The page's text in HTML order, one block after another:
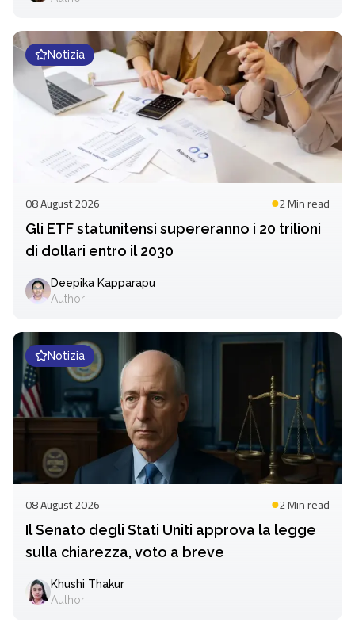
Notizia
08 August 2026 2 Minread
Gli ETF statunitensi supereranno i 20 trilioni
di dollari entro il 2030
Deepika Kapparapu
Author
Notizia
08 August 2026 2 Minread
Il Senato degli Stati Uniti approva la legge
sulla chiarezza, voto a breve
Khushi Thakur
Author